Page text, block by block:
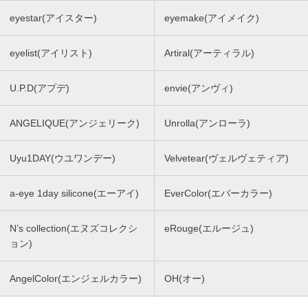
eyestar(アイスター) eyemake(アイメイク)
eyelist(アイリスト) Artiral(アーティラル)
U.P.D(アプデ) envie(アンヴィ)
ANGELIQUE(アンジェリーク) Unrolla(アンローラ)
Uyu1DAY(ウユワンデー) Velvetear(ヴェルヴェティア)
a-eye 1day silicone(エーアイ) EverColor(エバーカラー)
N’s collection(エヌズコレクシ
ョン)
eRouge(エルージュ)
AngelColor(エンジェルカラー) OH(オー)